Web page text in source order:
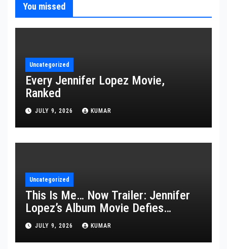
You missed
Uncategorized
Every Jennifer Lopez Movie,
Ranked
JULY 9, 2026 KUMAR
Uncategorized
This Is Me… Now Trailer: Jennifer
Lopez’s Album Movie Defies
Description
JULY 9, 2026 KUMAR